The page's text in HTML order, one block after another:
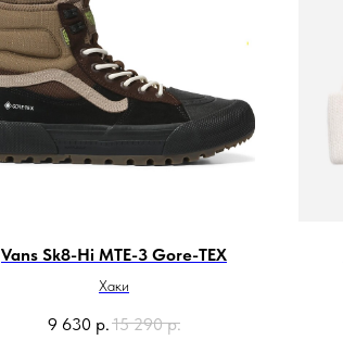
Vans Sk8-Hi MTE-3 Gore-TEX
Хаки
9 630 р.15 290 р.